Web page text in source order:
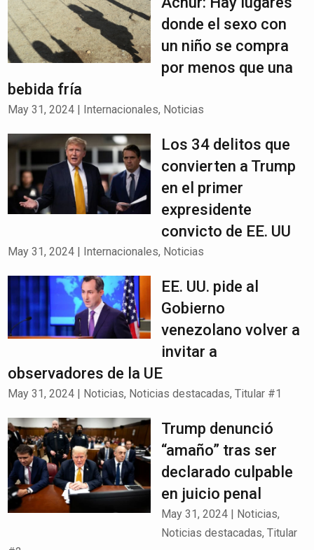
donde el sexo con
un niño se compra
por menos que una
bebida fría
May 31, 2024 | Internacionales, Noticias
Los 34 delitos que
convierten a Trump
en el primer
expresidente
convicto de EE. UU
May 31, 2024 | Internacionales, Noticias
EE. UU. pide al
Gobierno
venezolano volver a
invitar a
observadores de la UE
May 31, 2024 | Noticias, Noticias destacadas,Titular #1
Trump denunció
“amaño” tras ser
declarado culpable
en juicio penal
May 31, 2024 | Noticias,
Noticias destacadas,Titular